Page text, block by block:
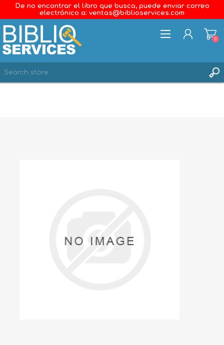
De no encontrar el libro que busca, puede enviar correo
electrónico a: ventas@biblioservices.com
0